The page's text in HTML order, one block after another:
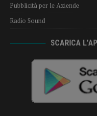
Pubblicità per le Aziende
Radio Sound
SCARICA